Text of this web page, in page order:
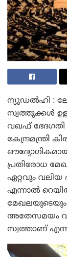
ന്യൂഡൽഹി :
സ്വത്തുക്കൾ
വഖഫ്
കേന്ദ്രമന്ത്രി
പ്രതിരോധ
ഏറ്റവും
എന്നാൽ
മേഖലയുടെയും
അതേസമയം
സ്വത്താണ്